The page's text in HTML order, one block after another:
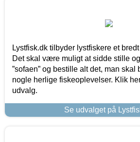
Lystfisk.dk tilbyder lystfiskere et
Det skal være muligt at sidde stille
”sofaen” og bestille alt det, man skal
nogle herlige fiskeoplevelser. Klik
udvalg.
Se udvalget på